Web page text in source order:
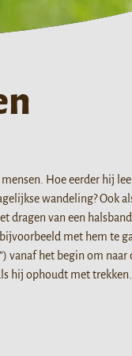
Hoe eerder hij
wandeling? Ook
dragen van een
met hem te
het begin om naar
hij ophoudt met